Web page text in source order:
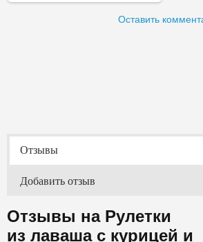
Оставить
Отзывы
Добавить отзыв
Отзывы на Рулетки
из лаваша с курицей и